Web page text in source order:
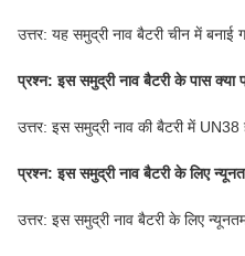
उत्तर: यह समुद्री नाव बैटरी चीन में बनाई
प्रश्न: इस समुद्री नाव बैटरी के पास क्या
उत्तर: इस समुद्री नाव की बैटरी में
प्रश्न: इस समुद्री नाव बैटरी के लिए
उत्तर: इस समुद्री नाव बैटरी के लिए